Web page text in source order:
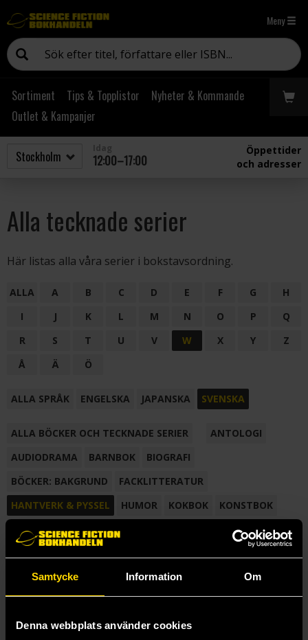
Samtycke Information Om
Denna webbplats använder cookies
Meny
Sortiment Tips & Topplistor
Nyheter & Kommande
Outlet & Kampanjer
12:00–17:00
Öppettider
och adresser
Alla tecknade serier
Här listas alla våra serier i bokstavsordning.
ALLA A B C D E F G
H
I
J K L M N O P
Q
R
S T U V W X Y
Z
Å
Ä Ö
ALLA SPRÅK ENGELSKA JAPANSKA SVENSKA
ALLA BÖCKER OCH TECKNADE SERIER
ANTOLOGI
AUDIODRAMA
BARNBOK
BIOGRAFI
BÖCKER: BAKGRUND
FACKLITTERATUR
HANTVERK & PYSSEL
HUMOR KOKBOK
KONSTBOK
KORTROMAN
LÄROBOK
NOVELL
SAMLINGSVOLYM
TECKNA & MÅLA TECKNAD SERIE